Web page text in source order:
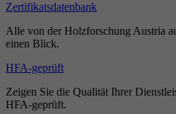
Zertifikatsdatenbank
Alle von der Holzforschung Austria
einen Blick.
HFA-geprüft
Zeigen Sie die Qualität Ihrer
HFA-geprüft.